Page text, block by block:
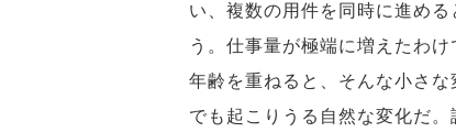
い、複数の用件を同時に進め
う。仕事量が極端に増えたわ
年齢を重ねると、そんな小さ
でも起こりうる自然な変化だ